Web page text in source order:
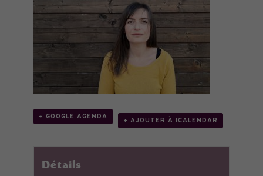
+ GOOGLE AGENDA
+ AJOUTER À ICALENDAR
Détails